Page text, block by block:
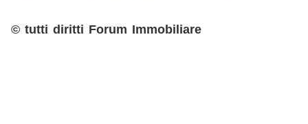
© tutti diritti Forum Immobiliare